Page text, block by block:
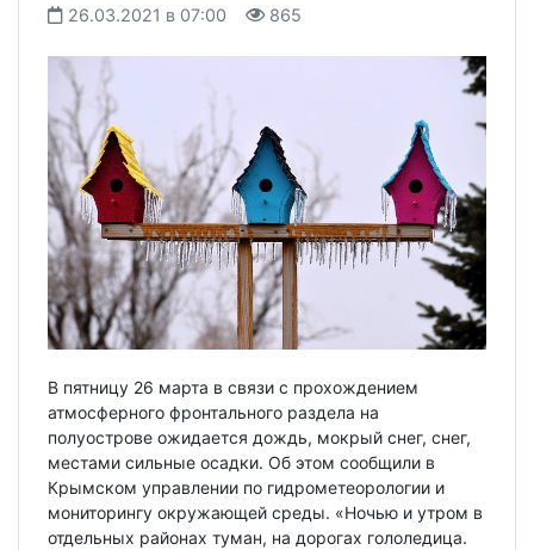
26.03.2021 в 07:00 865
В пятницу 26 марта в связи с прохождением
атмосферного фронтального раздела на
полуострове ожидается дождь, мокрый снег, снег,
местами сильные осадки. Об этом сообщили в
Крымском управлении по гидрометеорологии и
мониторингу окружающей среды. «Ночью и утром в
отдельных районах туман, на дорогах гололедица.